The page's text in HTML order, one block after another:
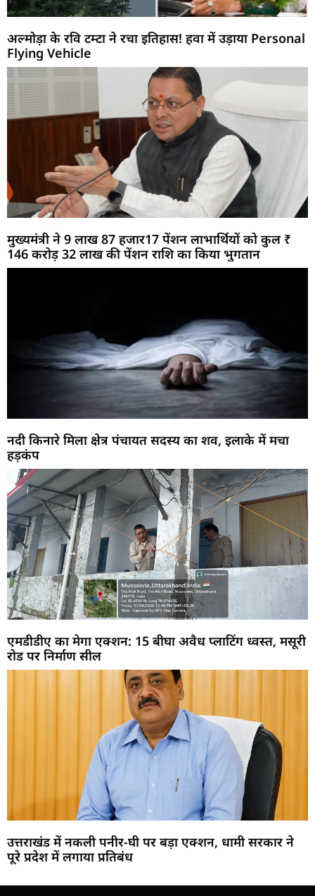
अल्मोड़ा के रवि टम्टा ने रचा इतिहास! हवा में उड़ाया Personal
Flying Vehicle
मुख्यमंत्री ने 9 लाख 87 हजार17 पेंशन लाभार्थियों को कुल ₹
146 करोड़ 32 लाख की पेंशन राशि का किया भुगतान
नदी किनारे मिला क्षेत्र पंचायत सदस्य का शव, इलाके में मचा
हड़कंप
एमडीडीए का मेगा एक्शन: 15 बीघा अवैध प्लाटिंग ध्वस्त, मसूरी
रोड पर निर्माण सील
उत्तराखंड में नकली पनीर-घी पर बड़ा एक्शन, धामी सरकार ने
पूरे प्रदेश में लगाया प्रतिबंध